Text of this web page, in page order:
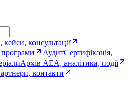
консультації
АудитСертифікація,
Архів AEA, аналітика, події
контакти